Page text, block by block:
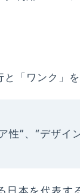
「ワンク」
性”、“デザイ